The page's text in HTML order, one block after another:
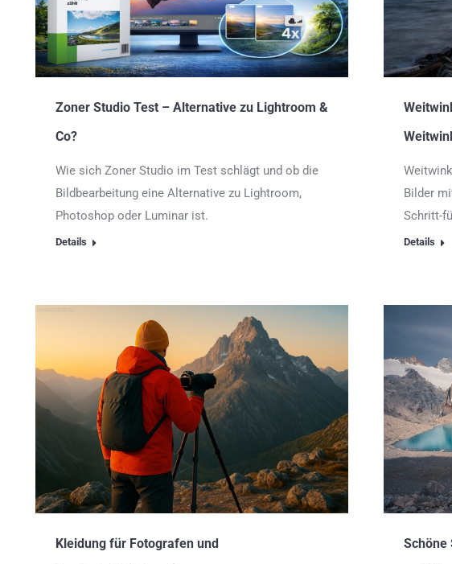
Zoner Studio Test – Alternative zu Lightroom &
Co?
Wie sich Zoner Studio im Test schlägt und ob die
Bildbearbeitung eine Alternative zu Lightroom,
Photoshop oder Luminar ist.
Details
Bilder
Schritt-
Details
Kleidung für Fotografen und
Schöne